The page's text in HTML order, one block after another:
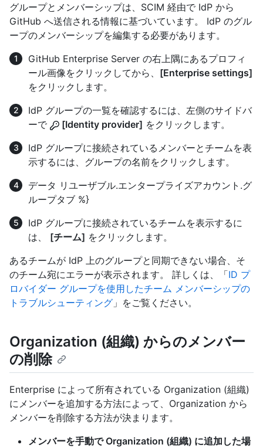
グループとメンバーシップは、SCIM 経由で IdP から
GitHub へ送信される情報に基づいています。 IdP のグル
ープのメンバーシップを編集する必要があります。
GitHub Enterprise Server の右上隅にあるプロフィ
ール画像をクリックしてから、 [Enterprise settings]
をクリックします。
IdP グループの一覧を確認するには、左側のサイドバ
ーで
[Identity provider] をクリックします。
IdP グループに接続されているメンバーとチームを表
示するには、グループの名前をクリックします。
データ リユーザブル.エンタープライズアカウント.グ
ループタブ %}
IdP グループに接続されているチームを表示するに
は、 [チーム] をクリックします。
あるチームが IdP 上のグループと同期できない場合、そ
のチーム宛にエラーが表示されます。 詳しくは、「ID プ
ロバイダー グループを使用したチーム メンバーシップの
トラブルシューティング 」をご覧ください。
Organization (組織) からのメンバー
の削除
Enterprise によって所有されている Organization (組織)
にメンバーを追加する方法によって、Organization から
メンバーを削除する方法が決まります。
メンバーを手動で Organization (組織) に追加した場